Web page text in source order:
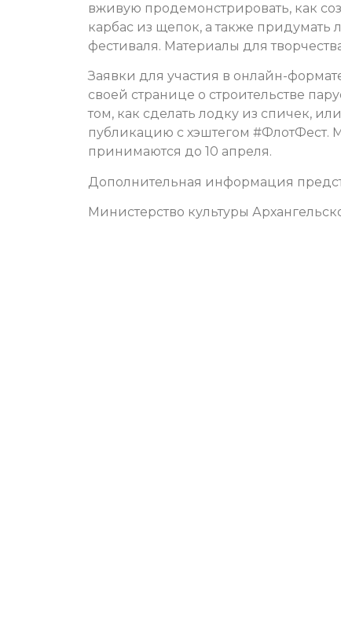
вживую продемонстрировать, как
карбас из щепок, а также придумать
фестиваля. Материалы для
Заявки для участия в онлайн-
своей странице о строительстве
том, как сделать лодку из спичек,
публикацию с хэштегом #ФлотФест.
принимаются до 10 апреля.
Дополнительная информация
Министерство культуры